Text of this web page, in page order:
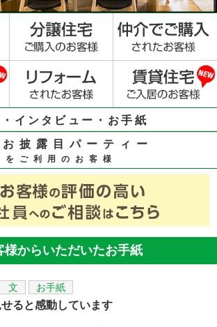
インタビュー・お手紙
披露目パーティー
をご利用のお客様
様からいただいたお手紙
文 お手紙
ると感動しています